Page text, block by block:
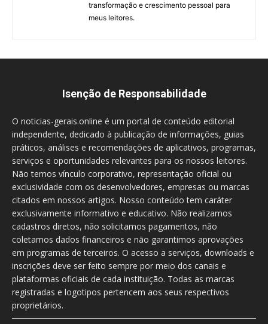
transformação e crescimento pessoal para
meus leitores.
Isenção de Responsabilidade
O noticias-gerais.online é um portal de conteúdo editorial
independente, dedicado à publicação de informações, guias
práticos, análises e recomendações de aplicativos, programas,
serviços e oportunidades relevantes para os nossos leitores.
Não temos vínculo corporativo, representação oficial ou
exclusividade com os desenvolvedores, empresas ou marcas
citados em nossos artigos. Nosso conteúdo tem caráter
exclusivamente informativo e educativo. Não realizamos
cadastros diretos, não solicitamos pagamentos, não
coletamos dados financeiros e não garantimos aprovações
em programas de terceiros. O acesso a serviços, downloads e
inscrições deve ser feito sempre por meio dos canais e
plataformas oficiais de cada instituição. Todas as marcas
registradas e logotipos pertencem aos seus respectivos
proprietários.